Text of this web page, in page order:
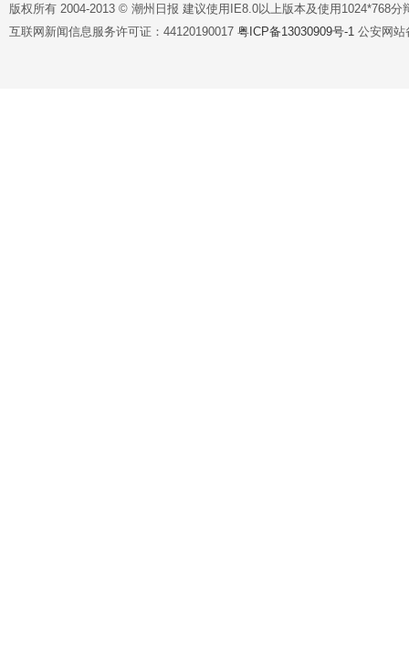
版权所有 2004-2013 © 潮州日报 建议使用IE8.0以上版本及使用1024*768分
互联网新闻信息服务许可证：44120190017 粤ICP备13030909号-1 公安网站